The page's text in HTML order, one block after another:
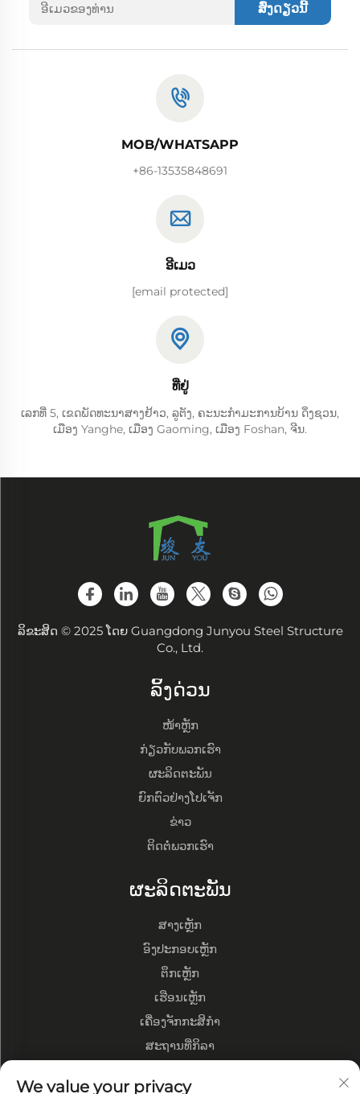
ສົ່ງດຽວນີ້
MOB/WHATSAPP
+86-13535848691
ອີເມວ
[email protected]
ທີ່ຢູ່
ເລກທີ່ 5, ເຂດພັດທະນາສາງຢ້າວ, ລູຕັງ, ຄະນະກຳມະການບ້ານ ດິ່ງຊວນ,
ເມືອງ Yanghe, ເມືອງ Gaoming, ເມືອງ Foshan, ຈີນ.
ລິຂະສິດ © 2025 ໂດຍ Guangdong Junyou Steel Structure
Co., Ltd.
ລິ້ງດ່ວນ
ໜ້າຫຼັກ
ກ່ຽວກັບພວກເຮົາ
ຜະລິດຕະພັນ
ຍົກຕົວຢ່າງໂປເຈັກ
ຂ່າວ
ຕິດຕໍ່ພວກເຮົາ
ຜະລິດຕະພັນ
ສາງເຫຼັກ
ອົງປະກອບເຫຼັກ
ຕຶກເຫຼັກ
ເຮືອນເຫຼັກ
ເຄື່ອງຈັກກະສິກຳ
ສະຖານທີ່ກິລາ
ກ່ຽວກັບບໍລິສັດ
We value your privacy